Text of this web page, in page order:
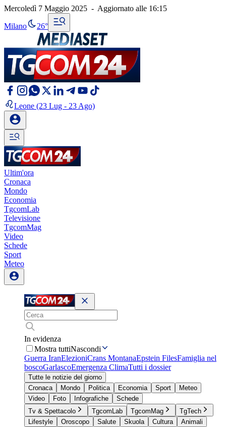
Mercoledì 7 Maggio 2025 - Aggiornato alle 16:15
Milano 26°
Leone (23 Lug - 23 Ago)
Ultim'ora
Cronaca
Mondo
Economia
TgcomLab
Televisione
TgcomMag
Video
Schede
Sport
Meteo
In evidenza
Mostra tuttiNascondi
Guerra IranElezioniCrans MontanaEpstein FilesFamiglia nel
boscoGarlascoEmergenza ClimaTutti i dossier
Tutte le notizie del giorno
Cronaca
Mondo Politica Economia Sport
Meteo
Video
Foto Infografiche
Schede
Tv & Spettacolo
TgcomLab TgcomMag
TgTech
Lifestyle
Oroscopo Salute Skuola Cultura
Animali